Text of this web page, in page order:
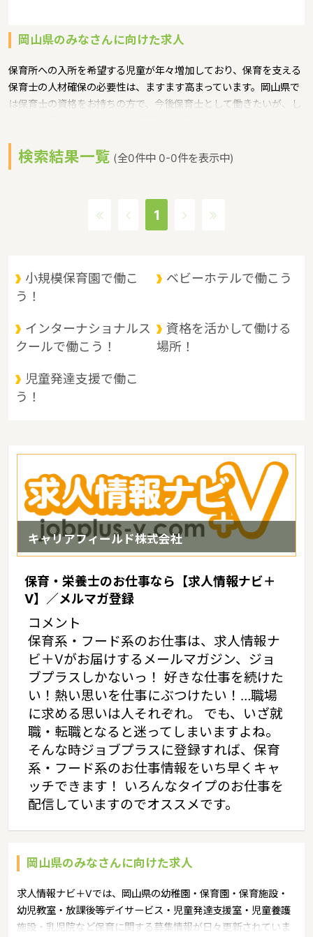
岡山県のみなさんに向けた求人
保育所への入所を希望する児童が年々増加しており、保育を支える
保育士の人材確保の必要性は、ますます高まっています。岡山県で
は保育士の資格をお持ちの方で、今後保育士として働きたいが、し
に関する取り組みを行っています。
岡山県の政令指定都市は岡山市、人口は1910139人（2017/5/1現
町村は27。岡山県の家賃相場：5.6万円（2017年10月賃貸住宅 D-
接。南は瀬戸内海を臨んで四国に、北は山陰地方と接しており、 中
四国地方の交通の要衝として古くから重要な位置にあります。県北
部は、中国山地と盆地、中部は吉備高原などの丘陵地、南部は平野
に大きく分けられます。 県北部は山と温泉に、南部は穏やかな海と
多島美に恵まれているというような特徴があるエリアです。
検索結果一覧 (全0件中 0-0件を表示中)
1
小規模保育園で働こ
う！
ベビーホテルで働こう
インターナショナルス
クールで働こう！
資格を活かして働ける
場所！
児童発達支援で働こ
う！
キャリアフィールド株式会社
保育・栄養士のお仕事なら【求人情報ナビ＋
V】／メルマガ登録
コメント
保育系・フード系のお仕事は、求人情報ナ
ビ＋Vがお届けするメールマガジン、ジョ
ブプラスしかないっ！ 好きな仕事を続けた
い！熱い思いを仕事にぶつけたい！…職場
に求める思いは人それぞれ。 でも、いざ就
職・転職となると迷ってしまいますよね。
そんな時ジョブプラスに登録すれば、保育
系・フード系のお仕事情報をいち早くキャ
ッチできます！ いろんなタイプのお仕事を
配信していますのでオススメです。
岡山県のみなさんに向けた求人
求人情報ナビ＋Vでは、岡山県の幼稚園・保育園・保育施設・
幼児教室・放課後等デイサービス・児童発達支援室・児童養護
施設・乳児院など保育に関する募集情報が日々更新されていま